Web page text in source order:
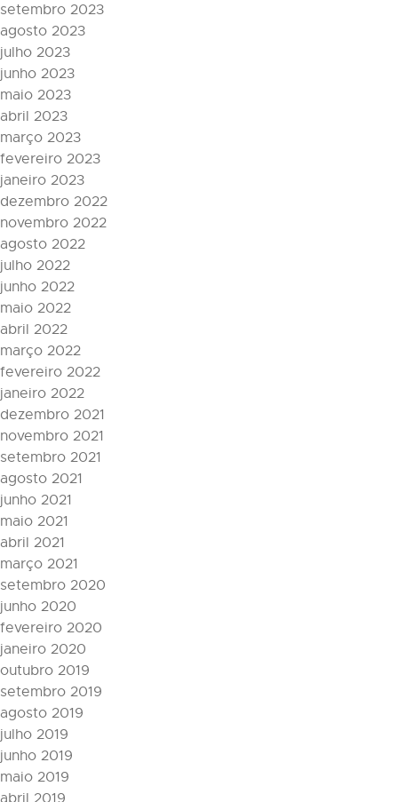
setembro 2023
agosto 2023
julho 2023
junho 2023
maio 2023
abril 2023
março 2023
fevereiro 2023
janeiro 2023
dezembro 2022
novembro 2022
agosto 2022
julho 2022
junho 2022
maio 2022
abril 2022
março 2022
fevereiro 2022
janeiro 2022
dezembro 2021
novembro 2021
setembro 2021
agosto 2021
junho 2021
maio 2021
abril 2021
março 2021
setembro 2020
junho 2020
fevereiro 2020
janeiro 2020
outubro 2019
setembro 2019
agosto 2019
julho 2019
junho 2019
maio 2019
abril 2019